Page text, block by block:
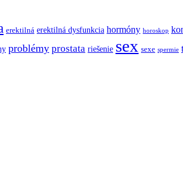
erektilná erektilná dysfunkcia hormóny horoskop
problémy prostata riešenie sex sexe spermie